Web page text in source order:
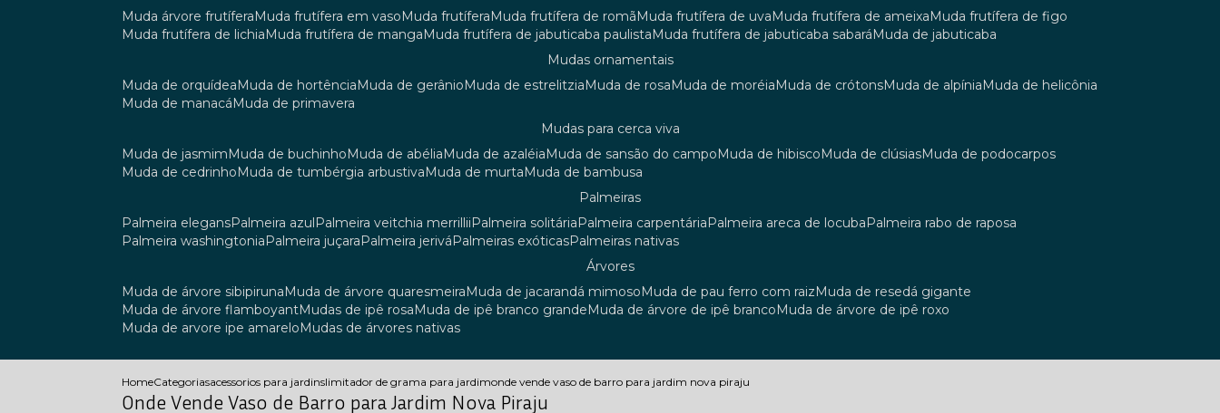
muda árvore frutífera
muda frutífera em vaso muda frutífera muda frutífera de romã muda frutífera de uva muda frutífera de ameixa
muda frutífera de figo
muda frutífera de lichia
muda frutífera de manga muda frutífera de jabuticaba paulista muda frutífera de jabuticaba sabará
muda de jabuticaba
mudas ornamentais
muda de orquídea
muda de hortência muda de gerânio muda de estrelitzia muda de rosa muda de moréia muda de crótons muda de alpínia
muda de helicônia
muda de manacá
muda de primavera
mudas para cerca viva
muda de jasmim
muda de buchinho muda de abélia muda de azaléia muda de sansão do campo muda de hibisco muda de clúsias
muda de podocarpos
muda de cedrinho
muda de tumbérgia arbustiva muda de murta
muda de bambusa
palmeiras
palmeira elegans
palmeira azul palmeira veitchia merrillii palmeira solitária palmeira carpentária palmeira areca de locuba
palmeira rabo de raposa
palmeira washingtonia
palmeira juçara palmeira jerivá palmeiras exóticas
palmeiras nativas
árvores
muda de árvore sibipiruna
muda de árvore quaresmeira muda de jacarandá mimoso muda de pau ferro com raiz
muda de resedá gigante
muda de árvore flamboyant
mudas de ipê rosa muda de ipê branco grande muda de árvore de ipê branco
muda de árvore de ipê roxo
muda de arvore ipe amarelo
mudas de árvores nativas
HomeCategoriasacessorios para jardinslimitador de grama para jardimonde vende vaso de barro para jardim nova piraju
Onde Vende Vaso de Barro para Jardim Nova Piraju